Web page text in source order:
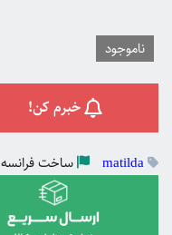
ناموجود
خبرم کن!
matilda ساختفرانسه